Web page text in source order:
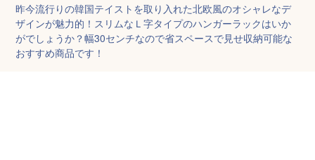
昨今流行りの韓国テイストを取り入れた北欧風のオシャレなデ
ザインが魅力的！スリムなＬ字タイプのハンガーラックはいか
がでしょうか？幅30センチなので省スペースで見せ収納可能な
おすすめ商品です！